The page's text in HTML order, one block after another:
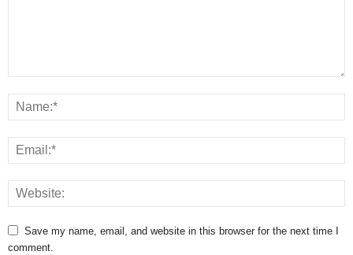
Save my name, email, and website in this browser for the next time I
comment.